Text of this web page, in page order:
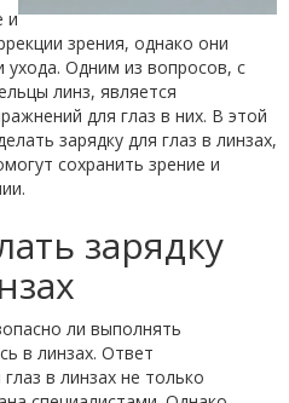
и
зрения, однако они
Одним из вопросов, с
линз, является
для глаз в них. В этой
зарядку для глаз в линзах,
сохранить зрение и
зарядку
ли выполнять
в линзах. Ответ
в линзах не только